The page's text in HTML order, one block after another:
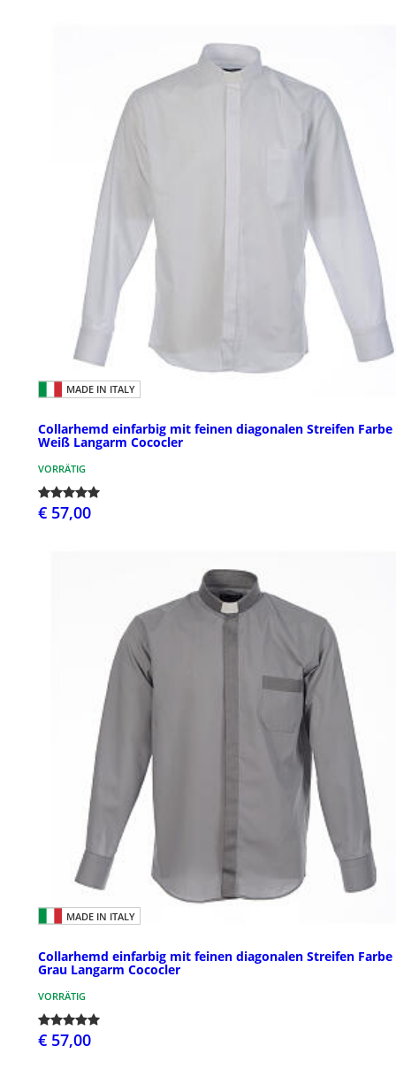
MADE IN ITALY
Collarhemd einfarbig mit feinen diagonalen Streifen Farbe
Weiß Langarm Cococler
VORRÄTIG
€ 57,00
MADE IN ITALY
Collarhemd einfarbig mit feinen diagonalen Streifen Farbe
Grau Langarm Cococler
VORRÄTIG
€ 57,00